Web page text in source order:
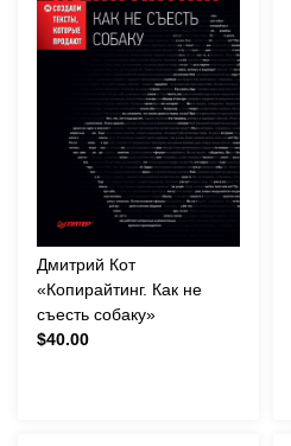
Дмитрий Кот
«Копирайтинг. Как не
съесть собаку»
$40.00